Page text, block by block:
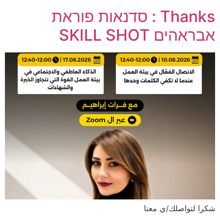
Thanks : סדנאות פוראת
אבראהים SKILL SHOT
شكرا لتواصلك/ي معنا